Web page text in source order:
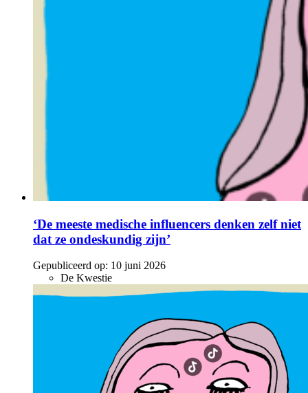
‘De meeste medische influencers denken zelf niet
dat ze ondeskundig zijn’
Gepubliceerd op: 10 juni 2026
De Kwestie